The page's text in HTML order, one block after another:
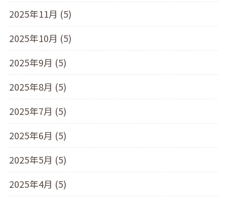
2025年11月 (5)
2025年10月 (5)
2025年9月 (5)
2025年8月 (5)
2025年7月 (5)
2025年6月 (5)
2025年5月 (5)
2025年4月 (5)